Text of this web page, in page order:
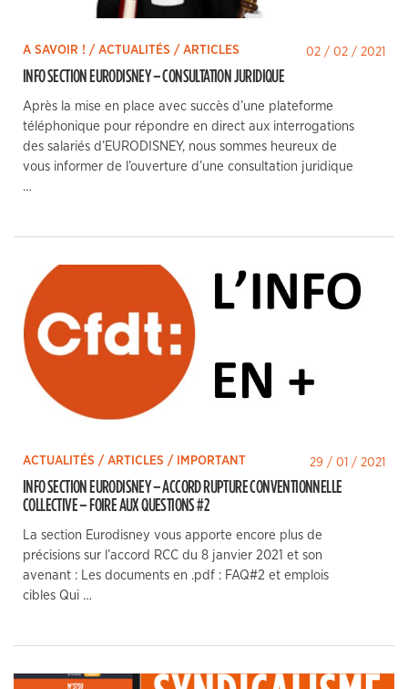
A SAVOIR ! / ACTUALITÉS / ARTICLES 02 / 02 / 2021
INFO SECTION EURODISNEY – CONSULTATION JURIDIQUE
Après la mise en place avec succès d’une plateforme
téléphonique pour répondre en direct aux interrogations
des salariés d’EURODISNEY, nous sommes heureux de
vous informer de l’ouverture d’une consultation juridique
…
ACTUALITÉS / ARTICLES / IMPORTANT 29 / 01 / 2021
INFO SECTION EURODISNEY – ACCORD RUPTURE CONVENTIONNELLE
COLLECTIVE – FOIRE AUX QUESTIONS #2
La section Eurodisney vous apporte encore plus de
précisions sur l’accord RCC du 8 janvier 2021 et son
avenant : Les documents en .pdf : FAQ#2 et emplois
cibles Qui …